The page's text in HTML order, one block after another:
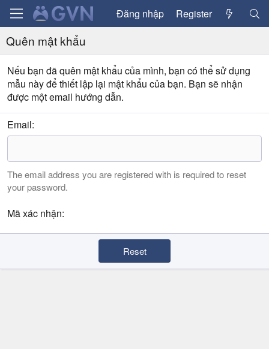
Đăng nhập Register
Quên mật khẩu
Nếu bạn đã quên mật khẩu của mình, bạn có thể sử dụng
mẫu này để thiết lập lại mật khẩu của bạn. Bạn sẽ nhận
được một email hướng dẫn.
Email
The email address you are registered with is required to reset
your password.
Mã xác nhận
Reset